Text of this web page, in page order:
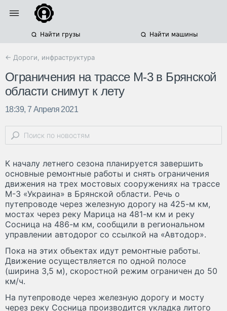
Найти грузы Найти машины
← Дороги, инфраструктура
Ограничения на трассе М-3 в Брянской
области снимут к лету
18:39, 7 Апреля 2021
К началу летнего сезона планируется завершить
основные ремонтные работы и снять ограничения
движения на трех мостовых сооружениях на трассе
М-3 «Украина» в Брянской области. Речь о
путепроводе через железную дорогу на 425-м км,
мостах через реку Марица на 481-м км и реку
Сосница на 486-м км, сообщили в региональном
управлении автодорог со ссылкой на «Автодор».
Пока на этих объектах идут ремонтные работы.
Движение осуществляется по одной полосе
(ширина 3,5 м), скоростной режим ограничен до 50
км/ч.
На путепроводе через железную дорогу и мосту
через реку Сосница производится укладка литого